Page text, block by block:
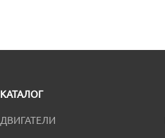
КАТАЛОГ
ДВИГАТЕЛИ